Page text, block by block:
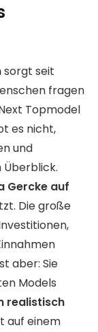
sorgt seit
fragen
Topmodel
es nicht,
und
Gercke auf
Die große
aber: Sie
Models
realistisch
auf einem